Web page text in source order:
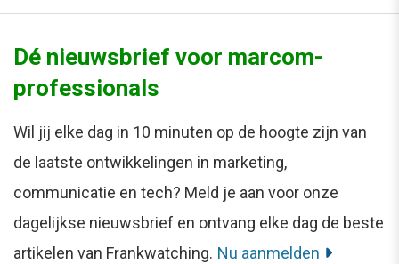
Dé nieuwsbrief voor marcom-
professionals
Wil jij elke dag in 10 minuten op de hoogte zijn van
de laatste ontwikkelingen in marketing,
communicatie en tech? Meld je aan voor onze
dagelijkse nieuwsbrief en ontvang elke dag de beste
artikelen van Frankwatching. Nu aanmelden